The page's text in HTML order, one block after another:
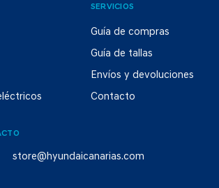
SERVICIOS
Guía de compras
Guía de tallas
Envíos y devoluciones
Contacto
store@hyundaicanarias.com